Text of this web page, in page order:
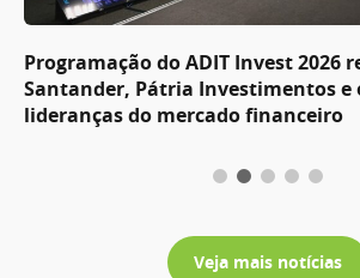
Programação do ADIT Invest 2026
Santander, Pátria Investimentos e
lideranças do mercado financeiro
Veja mais notícias